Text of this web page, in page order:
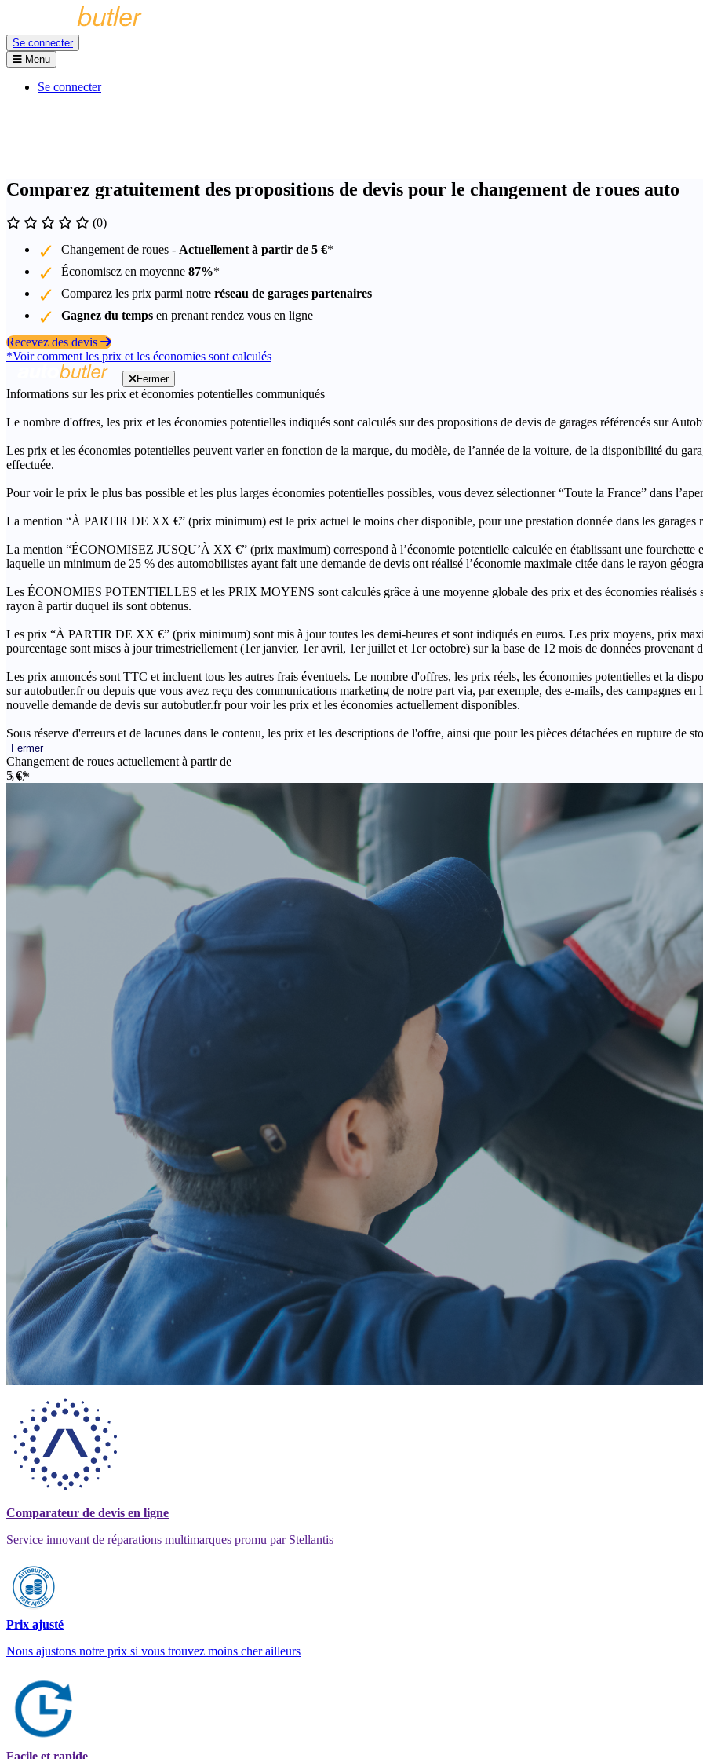
Se connecter
Menu
Se connecter
Comparez gratuitement des propositions de devis pour le changement de roues auto
(0)
Changement de roues - Actuellement à partir de 5 €*
Économisez en moyenne 87%*
Comparez les prix parmi notre réseau de garages partenaires
Gagnez du temps en prenant rendez vous en ligne
Recevez des devis
*Voir comment les prix et les économies sont calculés
Fermer
Informations sur les prix et économies potentielles communiqués
Le nombre d'offres, les prix et les économies potentielles indiqués sont calculés sur des propositions de devis de garages référencés sur
Les prix et les économies potentielles peuvent varier en fonction de la marque, du modèle, de l’année de la voiture, de la disponibilité du
effectuée.
Pour voir le prix le plus bas possible et les plus larges économies potentielles possibles, vous devez sélectionner “Toute la France” dans
La mention “À PARTIR DE XX €” (prix minimum) est le prix actuel le moins cher disponible, pour une prestation donnée dans les garages
La mention “ÉCONOMISEZ JUSQU’À XX €” (prix maximum) correspond à l’économie potentielle calculée en établissant une fourchette
laquelle un minimum de 25 % des automobilistes ayant fait une demande de devis ont réalisé l’économie maximale citée dans le rayon
Les ÉCONOMIES POTENTIELLES et les PRIX MOYENS sont calculés grâce à une moyenne globale des prix et des économies réalisés
rayon à partir duquel ils sont obtenus.
Les prix “À PARTIR DE XX €” (prix minimum) sont mis à jour toutes les demi-heures et sont indiqués en euros. Les prix moyens, prix
pourcentage sont mises à jour trimestriellement (1er janvier, 1er avril, 1er juillet et 1er octobre) sur la base de 12 mois de données provenant
Les prix annoncés sont TTC et incluent tous les autres frais éventuels. Le nombre d'offres, les prix réels, les économies potentielles et la
sur autobutler.fr ou depuis que vous avez reçu des communications marketing de notre part via, par exemple, des e-mails, des campagnes
nouvelle demande de devis sur autobutler.fr pour voir les prix et les économies actuellement disponibles.
Sous réserve d'erreurs et de lacunes dans le contenu, les prix et les descriptions de l'offre, ainsi que pour les pièces détachées en rupture de
Fermer
Changement de roues actuellement à partir de
5 €*
Comparateur de devis en ligne
Service innovant de réparations multimarques promu par Stellantis
Prix ajusté
Nous ajustons notre prix si vous trouvez moins cher ailleurs
Facile et rapide